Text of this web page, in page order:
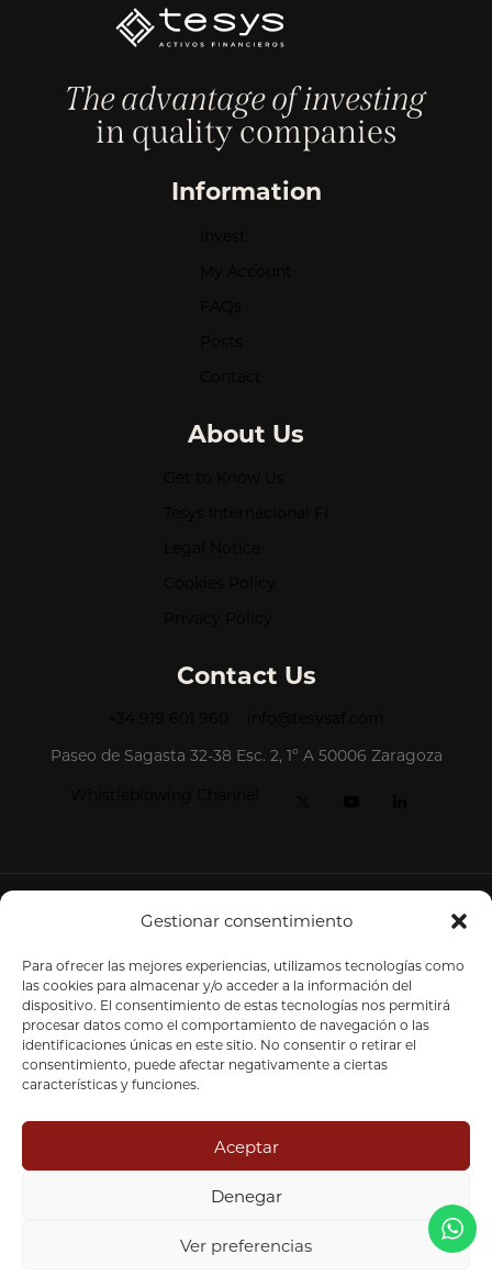
Gestionar consentimiento
Para ofrecer las mejores experiencias, utilizamos tecnologías como
las cookies para almacenar y/o acceder a la información del
dispositivo. El consentimiento de estas tecnologías nos permitirá
procesar datos como el comportamiento de navegación o las
identificaciones únicas en este sitio. No consentir o retirar el
consentimiento, puede afectar negativamente a ciertas
características y funciones.
Aceptar
Denegar
Ver preferencias
The advantage of investing
in quality companies
Information
About Us
Contact Us
Paseo de Sagasta 32-38 Esc. 2, 1º A 50006 Zaragoza
#296
Web Design byEstudio Blu